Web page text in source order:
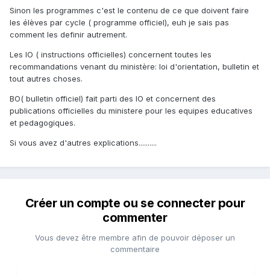
Sinon les programmes c'est le contenu de ce que doivent faire
les élèves par cycle ( programme officiel), euh je sais pas
comment les definir autrement.
Les IO ( instructions officielles) concernent toutes les
recommandations venant du ministère: loi d'orientation, bulletin et
tout autres choses.
BO( bulletin officiel) fait parti des IO et concernent des
publications officielles du ministere pour les equipes educatives
et pedagogiques.
Si vous avez d'autres explications..........
Créer un compte ou se connecter pour
commenter
Vous devez être membre afin de pouvoir déposer un
commentaire